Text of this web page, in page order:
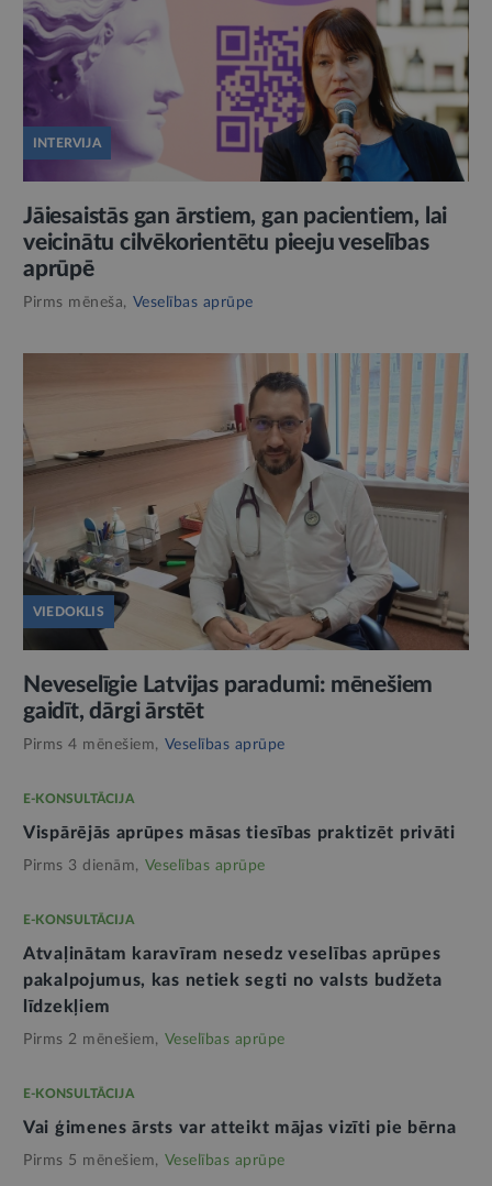
INTERVIJA
Jāiesaistās gan ārstiem, gan pacientiem, lai
veicinātu cilvēkorientētu pieeju veselības
aprūpē
Pirms mēneša, Veselības aprūpe
VIEDOKLIS
Neveselīgie Latvijas paradumi: mēnešiem
gaidīt, dārgi ārstēt
Pirms 4 mēnešiem, Veselības aprūpe
E-KONSULTĀCIJA
Vispārējās aprūpes māsas tiesības praktizēt privāti
Pirms 3 dienām, Veselības aprūpe
E-KONSULTĀCIJA
Atvaļinātam karavīram nesedz veselības aprūpes
pakalpojumus, kas netiek segti no valsts budžeta
līdzekļiem
Pirms 2 mēnešiem, Veselības aprūpe
E-KONSULTĀCIJA
Vai ģimenes ārsts var atteikt mājas vizīti pie bērna
Pirms 5 mēnešiem, Veselības aprūpe